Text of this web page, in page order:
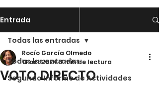
Entrada
Todas las entradas
Segundo Informe de Actividades
Todas las entradas
VOTO DIRECTO
Rocío García Olmedo
13 oct 20243 min de lectura